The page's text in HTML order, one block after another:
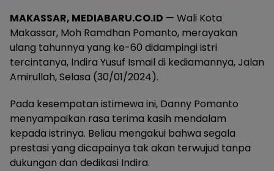
MAKASSAR, MEDIABARU.CO.ID — Wali Kota
Makassar, Moh Ramdhan Pomanto, merayakan
ulang tahunnya yang ke-60 didampingi istri
tercintanya, Indira Yusuf Ismail di kediamannya, Jalan
Amirullah, Selasa (30/01/2024).
Pada kesempatan istimewa ini, Danny Pomanto
menyampaikan rasa terima kasih mendalam
kepada istrinya. Beliau mengakui bahwa segala
prestasi yang dicapainya tak akan terwujud tanpa
dukungan dan dedikasi Indira.